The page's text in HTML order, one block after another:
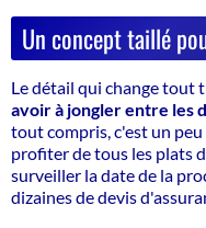
Un concept taillé
Le détail qui change tout
avoir à jongler entre les
tout compris, c'est un
profiter de tous les plats
surveiller la date de la
dizaines de devis